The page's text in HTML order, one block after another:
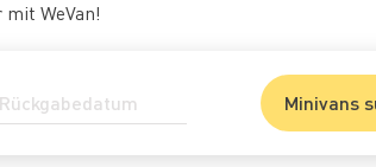
WeVan!
Minivans